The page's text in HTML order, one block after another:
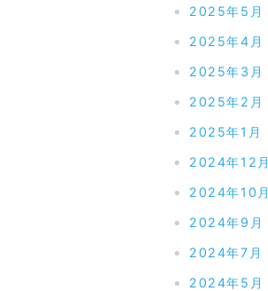
2025年5月
2025年4月
2025年3月
2025年2月
2025年1月
2024年12月
2024年10月
2024年9月
2024年7月
2024年5月